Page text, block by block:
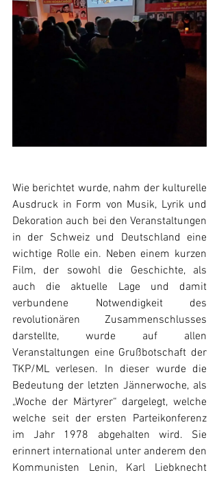
Wie berichtet wurde, nahm der kulturelle
Ausdruck in Form von Musik, Lyrik und
Dekoration auch bei den Veranstaltungen
in der Schweiz und Deutschland eine
wichtige Rolle ein. Neben einem kurzen
Film, der sowohl die Geschichte, als
auch die aktuelle Lage und damit
verbundene Notwendigkeit des
revolutionären Zusammenschlusses
darstellte, wurde auf allen
Veranstaltungen eine Grußbotschaft der
TKP/ML verlesen. In dieser wurde die
Bedeutung der letzten Jännerwoche, als
„Woche der Märtyrer“ dargelegt, welche
welche seit der ersten Parteikonferenz
im Jahr 1978 abgehalten wird. Sie
erinnert international unter anderem den
Kommunisten Lenin, Karl Liebknecht